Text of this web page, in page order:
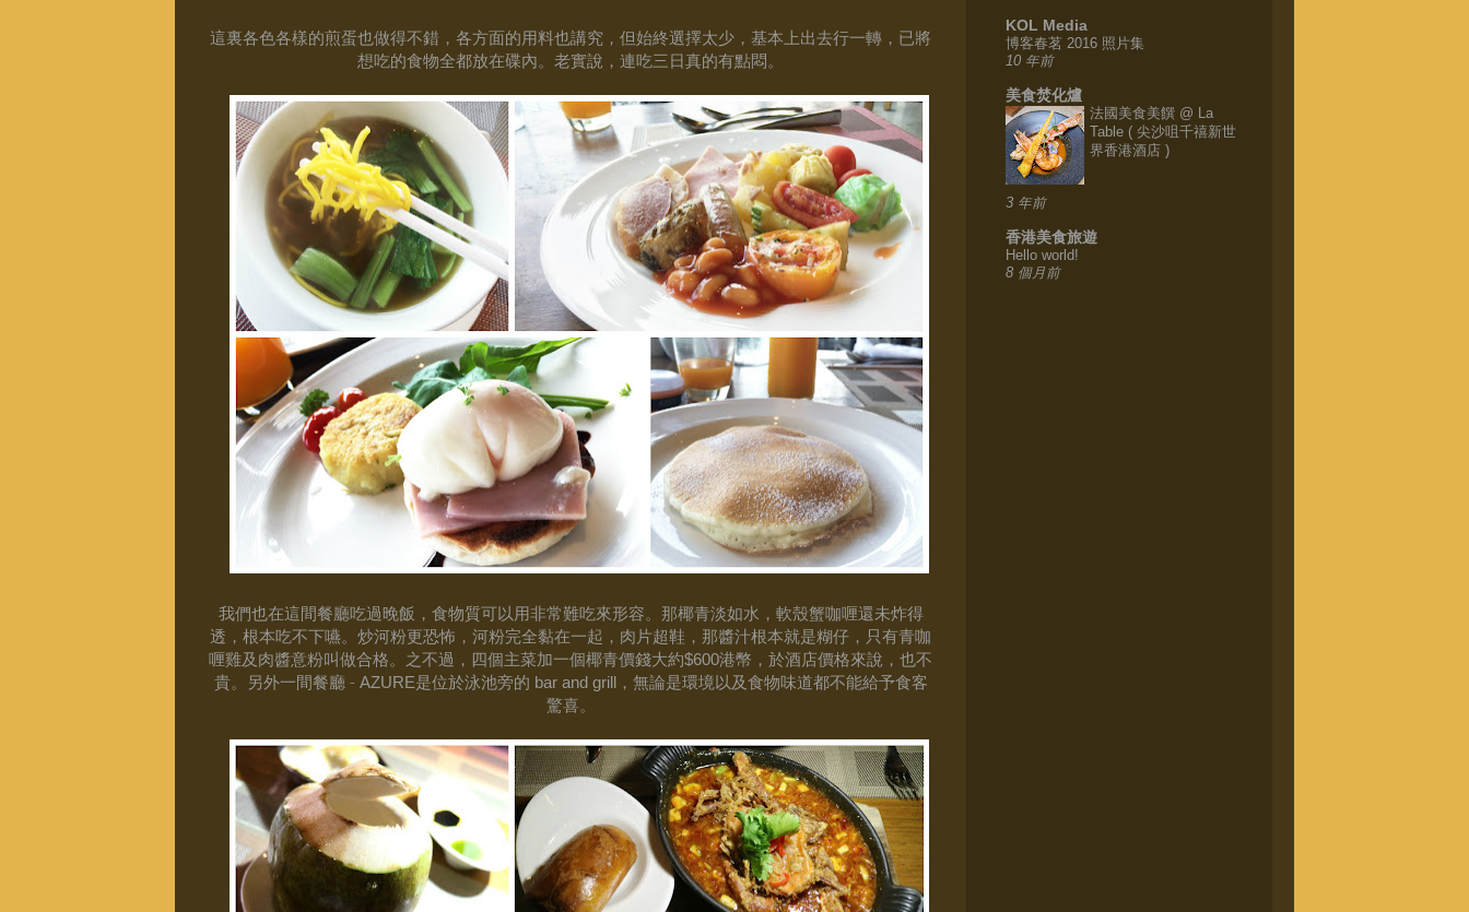
這裏各色各樣的煎蛋也做得不錯，各方面的用料也講究，但始終選擇太少，基本上出去行一轉，已將
想吃的食物全都放在碟內。老實說，連吃三日真的有點悶。
我們也在這間餐廳吃過晚飯，食物質可以用非常難吃來形容。那椰青淡如水，軟殼蟹咖喱還未炸得
透，根本吃不下嚥。炒河粉更恐怖，河粉完全黏在一起，肉片超鞋，那醬汁根本就是糊仔，只有青咖
喱雞及肉醬意粉叫做合格。之不過，四個主菜加一個椰青價錢大約$600港幣，於酒店價格來說，也不
貴。 另外一間餐廳 - AZURE是位於泳池旁的 bar and grill，無論是環境以及食物味道都不能給予食客
驚喜。
KOL Media
博客春茗 2016 照片集
10 年前
美食焚化爐
法國美食美饌 @ La
Table ( 尖沙咀千禧新世
界香港酒店 )
3 年前
香港美食旅遊
Hello world!
8 個月前